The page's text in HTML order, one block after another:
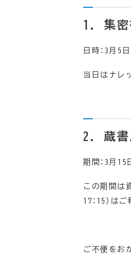
1. 集密
日時：3月5日
当日はナレ
2. 蔵書
期間：3月15
この期間は
17：15）は
ご不便をお